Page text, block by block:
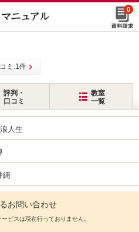
0
ミ:1件
評判・
口コミ
教室
一覧
人生
縄
お問い合わせ
ビスは現在行っておりません。